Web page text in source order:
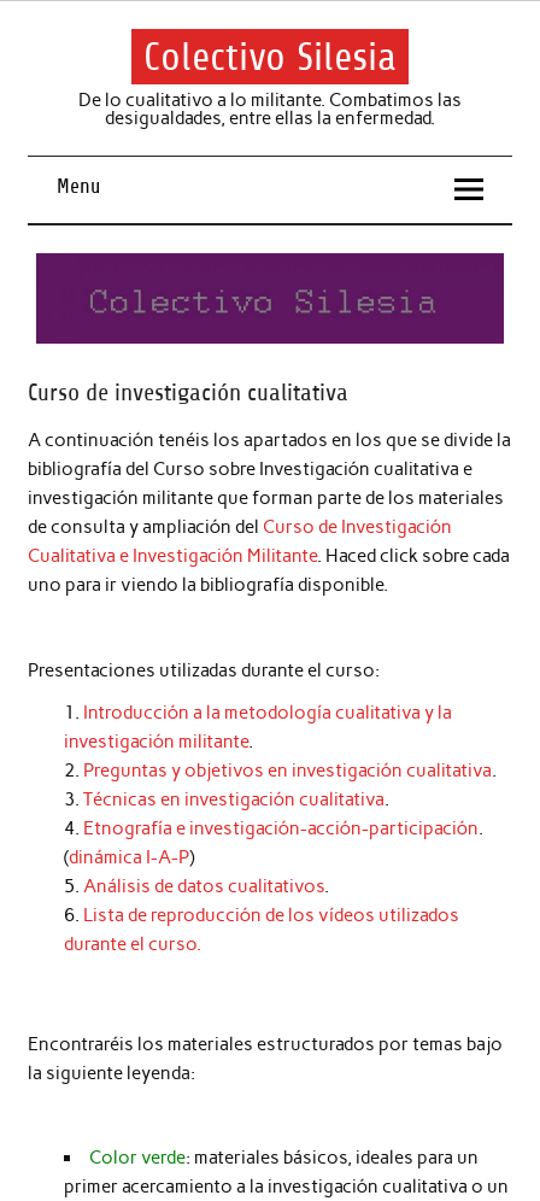
Skip
Colectivo Silesia
De lo cualitativo a lo militante. Combatimos las
desigualdades, entre ellas la enfermedad.
Menu
Curso de investigación cualitativa
A continuación tenéis los apartados en los que se divide la
bibliografía del Curso sobre Investigación cualitativa e
investigación militante que forman parte de los materiales
de consulta y ampliación del Curso de Investigación
Cualitativa e Investigación Militante. Haced click sobre cada
uno para ir viendo la bibliografía disponible.
Presentaciones utilizadas durante el curso:
Introducción a la metodología cualitativa y la
investigación militante.
Preguntas y objetivos en investigación cualitativa.
Técnicas en investigación cualitativa.
Etnografía e investigación-acción-participación.
(dinámica I-A-P)
Análisis de datos cualitativos.
Lista de reproducción de los vídeos utilizados
durante el curso.
Encontraréis los materiales estructurados por temas bajo
la siguiente leyenda:
Color verde: materiales básicos, ideales para un
primer acercamiento a la investigación cualitativa o un